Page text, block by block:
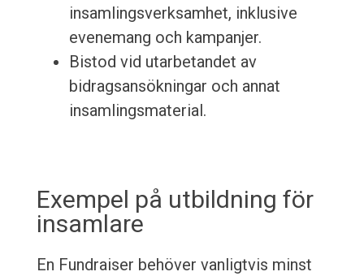
insamlingsverksamhet, inklusive
evenemang och kampanjer.
Bistod vid utarbetandet av
bidragsansökningar och annat
insamlingsmaterial.
Exempel på utbildning för
insamlare
En Fundraiser behöver vanligtvis minst